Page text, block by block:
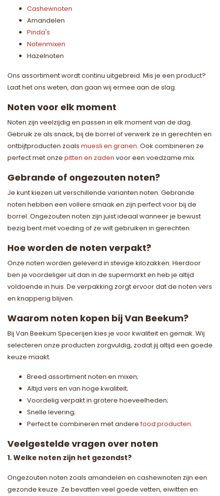
Cashewnoten
Amandelen
Pinda's
Notenmixen
Hazelnoten
Ons assortiment wordt continu uitgebreid. Mis je een product?
Laat het ons weten, dan gaan wij ermee aan de slag.
Noten voor elk moment
Noten zijn veelzijdig en passen in elk moment van de dag.
Gebruik ze als snack, bij de borrel of verwerk ze in gerechten en
ontbijtproducten zoals muesli en granen. Ook combineren ze
perfect met onze pitten en zaden voor een voedzame mix.
Gebrande of ongezouten noten?
Je kunt kiezen uit verschillende varianten noten. Gebrande
noten hebben een vollere smaak en zijn perfect voor bij de
borrel. Ongezouten noten zijn juist ideaal wanneer je bewust
bezig bent met voeding of ze wilt gebruiken in gerechten.
Hoe worden de noten verpakt?
Onze noten worden geleverd in stevige kilozakken. Hierdoor
ben je voordeliger uit dan in de supermarkt en heb je altijd
voldoende in huis. De verpakking zorgt ervoor dat de noten vers
en knapperig blijven.
Waarom noten kopen bij Van Beekum?
Bij Van Beekum Specerijen kies je voor kwaliteit en gemak. Wij
selecteren onze producten zorgvuldig, zodat jij altijd een goede
keuze maakt.
Breed assortiment noten en mixen;
Altijd vers en van hoge kwaliteit;
Voordelig verpakt in grotere hoeveelheden;
Snelle levering;
Perfect te combineren met anderefood producten.
Veelgestelde vragen over noten
1. Welke noten zijn het gezondst?
Ongezouten noten zoals amandelen en cashewnoten zijn een
gezonde keuze. Ze bevatten veel goede vetten, eiwitten en